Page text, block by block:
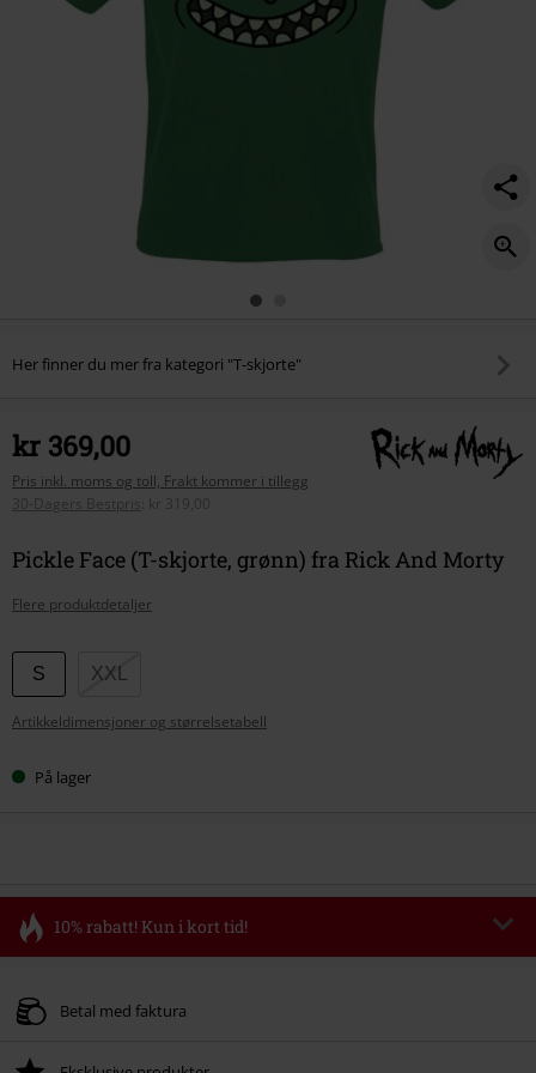
Her finner du mer fra kategori "T-skjorte"
kr 369,00
Pris inkl. moms og toll, Frakt kommer i tillegg
30-Dagers Bestpris
kr 319,00
Pickle Face (T-skjorte, grønn) fra Rick And Morty
Flere produktdetaljer
Velg
størrelse
S XXL
Artikkeldimensjoner og størrelsetabell
På lager
10% rabatt! Kun i kort tid!
Gyldig fram til 11/08/2026
Betal med faktura